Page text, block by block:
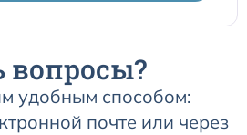
вопросы?
удобным способом:
почте или через